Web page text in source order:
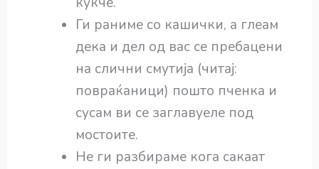
Ги раниме со кашички, а глеам
дека и дел од вас се пребацени
на слични смутија (читај:
повраќаници) пошто пченка и
сусам ви се заглавуеле под
мостоите.
Не ги разбираме кога сакаат